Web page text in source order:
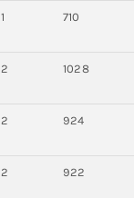
1 710
2 1028
2 924
2 922